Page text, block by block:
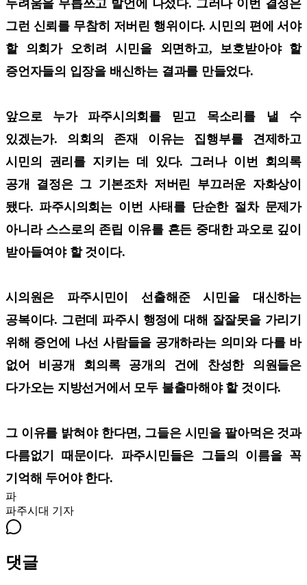
두려움을 무릅쓰고 발언에 나섰다. 그러나 이번 결정은
그런 신뢰를 무참히 저버린 행위이다. 시민의 편에 서야
할 의회가 오히려 시민을 외면하고, 보호받아야 할
증언자들의 입장을 배신하는 결과를 만들었다.
앞으로 누가 파주시의회를 믿고 목소리를 낼 수
있겠는가. 의회의 존재 이유는 집행부를 견제하고
시민의 권리를 지키는 데 있다. 그러나 이번 회의록
공개 결정은 그 기본조차 저버린 부끄러운 자화상이
됐다. 파주시의회는 이번 사태를 단순한 절차 문제가
아니라 스스로의 존립 이유를 흔든 중대한 과오로 깊이
받아들여야 할 것이다.
시의원은 파주시민이 선출해준 시민을 대신하는
공복이다. 그런데 파주시 행정에 대해 잘잘못을 가리기
위해 증언에 나선 사람들을 공개하라는 의미와 다를 바
없어 비공개 회의록 공개의 건에 찬성한 의원들은
다가오는 지방선거에서 모두 불출마해야 할 것이다.
그 이유를 밝혀야 한다면, 그들은 시민을 팔아먹은 것과
다름없기 때문이다. 파주시민들은 그들의 이름을 꼭
기억해 두어야 한다.
파
파주시대 기자
댓글